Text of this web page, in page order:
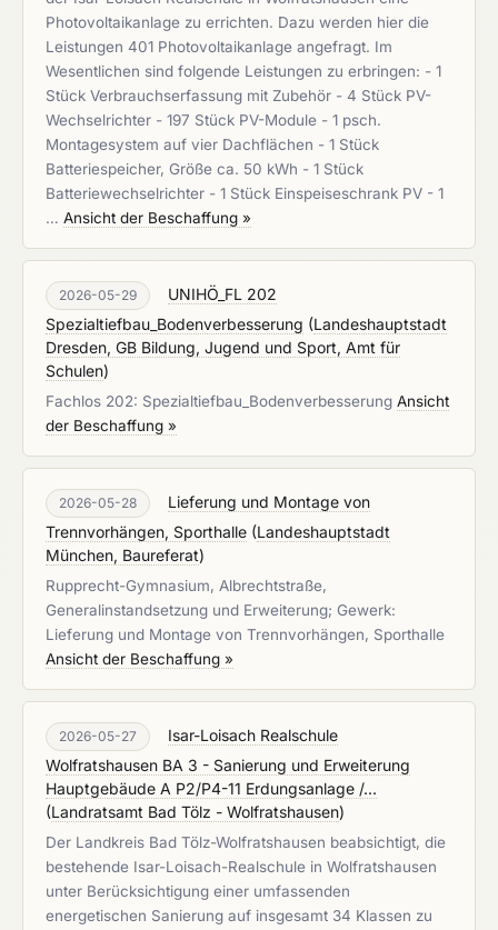
Photovoltaikanlage zu errichten. Dazu werden hier die
Leistungen 401 Photovoltaikanlage angefragt. Im
Wesentlichen sind folgende Leistungen zu erbringen: - 1
Stück Verbrauchserfassung mit Zubehör - 4 Stück PV-
Wechselrichter - 197 Stück PV-Module - 1 psch.
Montagesystem auf vier Dachflächen - 1 Stück
Batteriespeicher, Größe ca. 50 kWh - 1 Stück
Batteriewechselrichter - 1 Stück Einspeiseschrank PV - 1
… Ansicht der Beschaffung »
2026-05-29
UNIHÖ_FL 202
Spezialtiefbau_Bodenverbesserung (Landeshauptstadt
Dresden, GB Bildung, Jugend und Sport, Amt für
Schulen)
Fachlos 202: Spezialtiefbau_Bodenverbesserung Ansicht
der Beschaffung »
2026-05-28
Lieferung und Montage von
Trennvorhängen, Sporthalle (Landeshauptstadt
München, Baureferat)
Rupprecht-Gymnasium, Albrechtstraße,
Generalinstandsetzung und Erweiterung; Gewerk:
Lieferung und Montage von Trennvorhängen, Sporthalle
Ansicht der Beschaffung »
2026-05-27
Isar-Loisach Realschule
Wolfratshausen BA 3 - Sanierung und Erweiterung
Hauptgebäude A P2/P4-11 Erdungsanlage /...
(Landratsamt Bad Tölz - Wolfratshausen)
Der Landkreis Bad Tölz-Wolfratshausen beabsichtigt, die
bestehende Isar-Loisach-Realschule in Wolfratshausen
unter Berücksichtigung einer umfassenden
energetischen Sanierung auf insgesamt 34 Klassen zu